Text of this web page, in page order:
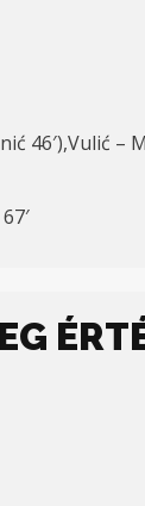
46′),Vulić –